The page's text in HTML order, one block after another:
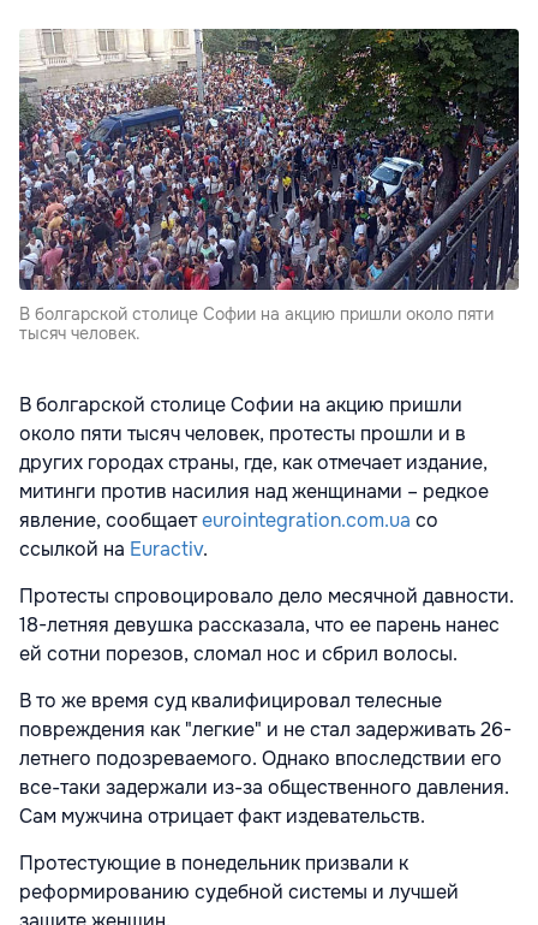
В болгарской столице Софии на акцию пришли около пяти
тысяч человек.
В болгарской столице Софии на акцию пришли
около пяти тысяч человек, протесты прошли и в
других городах страны, где, как отмечает издание,
митинги против насилия над женщинами – редкое
явление, сообщаетeurointegration.com.ua со
ссылкой на Euractiv.
Протесты спровоцировало дело месячной давности.
18-летняя девушка рассказала, что ее парень нанес
ей сотни порезов, сломал нос и сбрил волосы.
В то же время суд квалифицировал телесные
повреждения как "легкие" и не стал задерживать 26-
летнего подозреваемого. Однако впоследствии его
все-таки задержали из-за общественного давления.
Сам мужчина отрицает факт издевательств.
Протестующие в понедельник призвали к
реформированию судебной системы и лучшей